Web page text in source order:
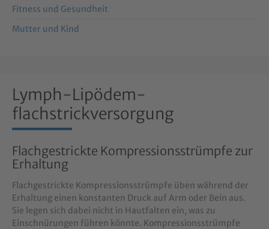
Fitness und Gesundheit
Mutter und Kind
Lymph-Lipödem-
flachstrickversorgung
Flachgestrickte Kompressionsstrümpfe zur
Erhaltung
Flachgestrickte Kompressionsstrümpfe üben während der
Erhaltung einen konstanten Druck auf Arm oder Bein aus.
Sie legen sich dabei nicht in Hautfalten ein, was zu
Einschnürungen führen könnte. Kompressionsstrümpfe